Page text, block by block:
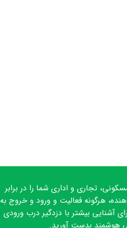
تجاری و اداری شما را در برابر
هرگونه فعالیت و ورود و خروج به
آشنایی بیشتر با دزدگیر درب ورودی
هوشمند بدست آورید.